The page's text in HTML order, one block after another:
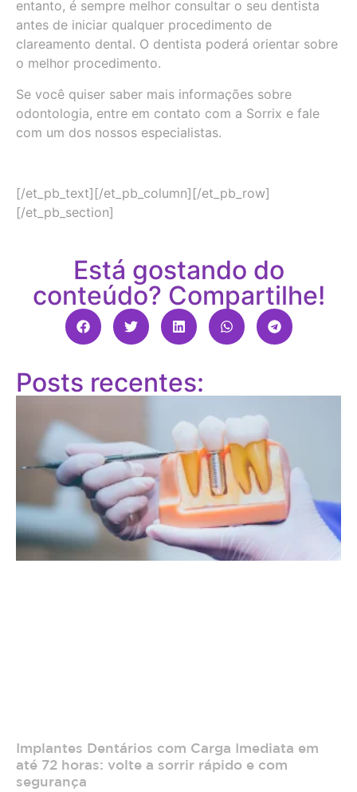
entanto, é sempre melhor consultar o seu dentista
antes de iniciar qualquer procedimento de
clareamento dental. O dentista poderá orientar sobre
o melhor procedimento.
Se você quiser saber mais informações sobre
odontologia, entre em contato com a Sorrix e fale
com um dos nossos especialistas.
[/et_pb_text][/et_pb_column][/et_pb_row]
[/et_pb_section]
Está gostando do
conteúdo? Compartilhe!
Posts recentes:
Implantes Dentários com Carga Imediata em
até 72 horas: volte a sorrir rápido e com
segurança